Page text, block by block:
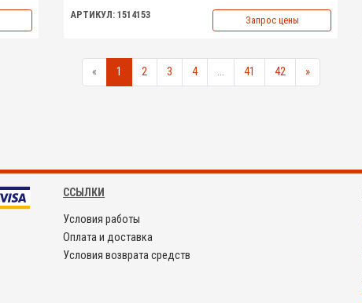
АРТИКУЛ: 1514153 Запрос цены
« 1 2 3 4 ... 41 42 »
ССЫЛКИ
Условия работы
Оплата и доставка
Условия возврата средств